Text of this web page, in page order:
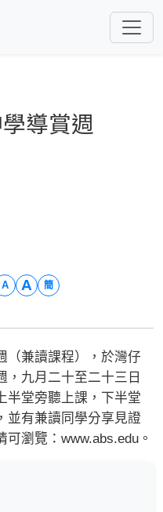
導賞週
A A 簡
兼讀課程），於灣仔
，九月二十至二十三日
半堂旁聽上課，下半堂
並有兼讀同學分享見證
瀏覽：www.abs.edu。